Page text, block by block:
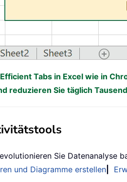
Tabs in Excel wie in
reduzieren Sie täglich
Sie Datenanalyse
und Diagramme erstellen